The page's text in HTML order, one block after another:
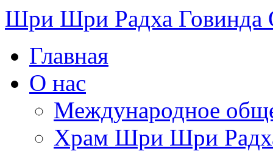
Шри Шри Радха Говинда
Главная
О нас
Международное
​Храм Шри Шри